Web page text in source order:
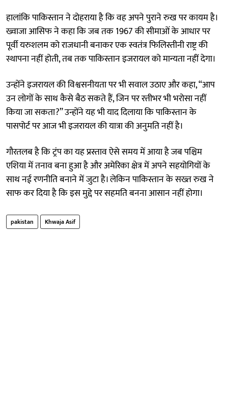
हालांकि पाकिस्तान ने दोहराया है कि वह अपने पुराने रुख पर कायम है।
ख्वाजा आसिफ ने कहा कि जब तक 1967 की सीमाओं के आधार पर
पूर्वी यरुशलम को राजधानी बनाकर एक स्वतंत्र फिलिस्तीनी राष्ट्र की
स्थापना नहीं होती, तब तक पाकिस्तान इजरायल को मान्यता नहीं देगा।
उन्होंने इजरायल की विश्वसनीयता पर भी सवाल उठाए और कहा, “आप
उन लोगों के साथ कैसे बैठ सकते हैं, जिन पर रत्तीभर भी भरोसा नहीं
किया जा सकता?” उन्होंने यह भी याद दिलाया कि पाकिस्तान के
पासपोर्ट पर आज भी इजरायल की यात्रा की अनुमति नहीं है।
गौरतलब है कि ट्रंप का यह प्रस्ताव ऐसे समय में आया है जब पश्चिम
एशिया में तनाव बना हुआ है और अमेरिका क्षेत्र में अपने सहयोगियों के
साथ नई रणनीति बनाने में जुटा है। लेकिन पाकिस्तान के सख्त रुख ने
साफ कर दिया है कि इस मुद्दे पर सहमति बनना आसान नहीं होगा।
pakistan Khwaja Asif